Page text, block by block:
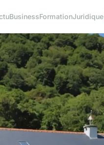
BusinessFormationJuridique